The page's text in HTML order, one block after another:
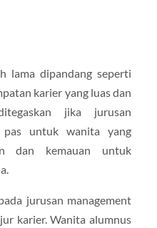
lama dipandang seperti
karier yang luas dan
jika jurusan
pas untuk wanita yang
dan kemauan untuk
jurusan management
karier. Wanita alumnus